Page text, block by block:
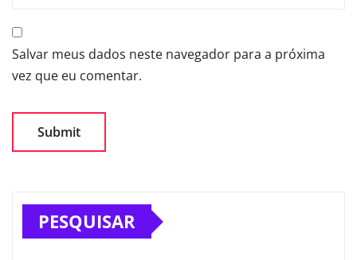
Salvar meus dados neste navegador para a próxima
vez que eu comentar.
PESQUISAR